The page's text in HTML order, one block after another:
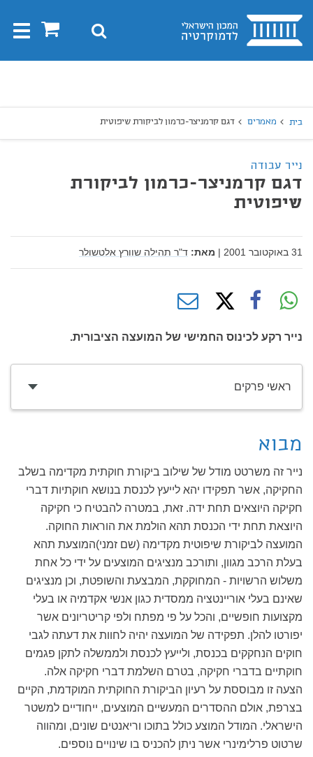
בית 0 חיפוש
בית מאמרים דגם קרמניצר-כרמון לביקורת שיפוטית
נייר עבודה
דגם קרמניצר-כרמון לביקורת
שיפוטית
31 באוקטובר 2001 | מאת: ד"ר תהילה שוורץ אלטשולר
נייר רקע לכינוס החמישי של המועצה הציבורית.
ראשי פרקים
מבוא
נייר זה משרטט מודל של שילוב ביקורת חוקתית מקדימה בשלב
החקיקה, אשר תפקידו יהא לייעץ לכנסת בנושא חוקתיות דברי
חקיקה היוצאים תחת ידה. זאת, במטרה להבטיח כי חקיקה
היוצאת תחת ידי הכנסת תהא הולמת את הוראות החוקה.
המועצה לביקורת שיפוטית מקדימה (שם זמני)המוצעת תהא
בעלת הרכב מגוון, ותורכב מנציגים המוצעים על ידי כל אחת
משלוש הרשויות - המחוקקת, המבצעת והשופטת, וכן מנציגים
שאינם בעלי אוריינטציה ממסדית כגון אנשי אקדמיה או בעלי
מקצועות חופשיים, והכל על פי מפתח ולפי קריטריונים אשר
יפורטו להלן. תפקידה של המועצה יהיה לחוות את דעתה לגבי
חוקים הנחקקים בכנסת, ולייעץ לכנסת ולממשלה לתקן פגמים
חוקתיים בדברי חקיקה, בטרם השלמת דברי חקיקה אלה.
הצעה זו מבוססת על רעיון הביקורת החוקתית המוקדמת, הקיים
בצרפת, אולם ההסדרים המעשיים המוצעים, ייחודיים למשטר
הישראלי. המודל המוצע כולל בתוכו וריאנטים שונים, ומהווה
שרטוט פרלימינרי אשר ניתן להכניס בו שינויים נוספים.